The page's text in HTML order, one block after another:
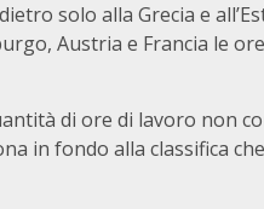
solo alla Grecia e
Austria e Francia le
di ore di lavoro non
in fondo alla classifica